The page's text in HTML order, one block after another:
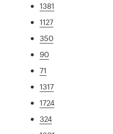
1381
1127
350
90
71
1317
1724
324